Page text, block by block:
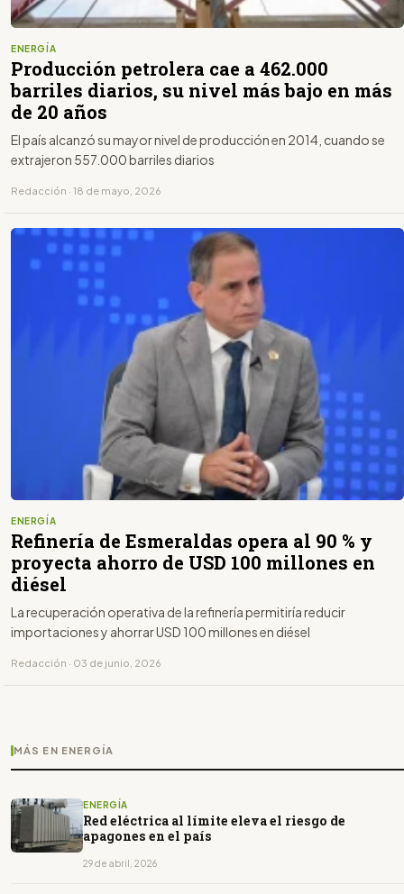
ENERGÍA
Producción petrolera cae a 462.000
barriles diarios, su nivel más bajo en más
de 20 años
El país alcanzó su mayor nivel de producción en 2014, cuando se
extrajeron 557.000 barriles diarios
Redacción · 18 de mayo, 2026
ENERGÍA
Refinería de Esmeraldas opera al 90 % y
proyecta ahorro de USD 100 millones en
diésel
La recuperación operativa de la refinería permitiría reducir
importaciones y ahorrar USD 100 millones en diésel
Redacción · 03 de junio, 2026
MÁS EN ENERGÍA
ENERGÍA
Red eléctrica al límite eleva el riesgo de
apagones en el país
29 de abril, 2026